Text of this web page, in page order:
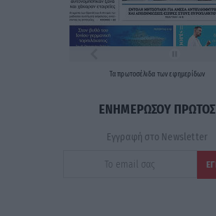
Ταπρωτοσέλιδα τωνεφημερίδων
ΕΝΗΜΕΡΩΣΟΥ ΠΡΩΤΟΣ
Εγγραφή στο Newsletter